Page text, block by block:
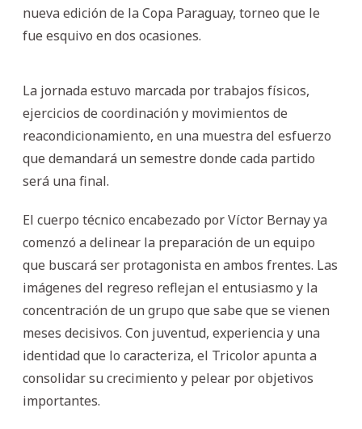
nueva edición de la Copa Paraguay, torneo que le
fue esquivo en dos ocasiones.
La jornada estuvo marcada por trabajos físicos,
ejercicios de coordinación y movimientos de
reacondicionamiento, en una muestra del esfuerzo
que demandará un semestre donde cada partido
será una final.
El cuerpo técnico encabezado por Víctor Bernay ya
comenzó a delinear la preparación de un equipo
que buscará ser protagonista en ambos frentes. Las
imágenes del regreso reflejan el entusiasmo y la
concentración de un grupo que sabe que se vienen
meses decisivos. Con juventud, experiencia y una
identidad que lo caracteriza, el Tricolor apunta a
consolidar su crecimiento y pelear por objetivos
importantes.